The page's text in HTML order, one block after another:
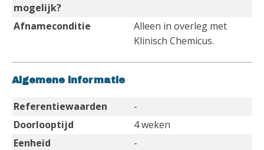
mogelijk?
Afnameconditie
Alleen in overleg met
Klinisch Chemicus.
Algemene informatie
Referentiewaarden
-
Doorlooptijd
4 weken
Eenheid
-